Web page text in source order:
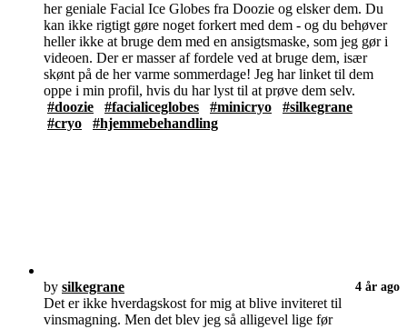
her geniale Facial Ice Globes fra Doozie og elsker dem. Du
kan ikke rigtigt gøre noget forkert med dem - og du behøver
heller ikke at bruge dem med en ansigtsmaske, som jeg gør i
videoen. Der er masser af fordele ved at bruge dem, især
skønt på de her varme sommerdage! Jeg har linket til dem
oppe i min profil, hvis du har lyst til at prøve dem selv.
#doozie
#facialiceglobes #minicryo
#silkegrane
#cryo
#hjemmebehandling
by silkegrane 4 år ago
Det er ikke hverdagskost for mig at blive inviteret til
vinsmagning. Men det blev jeg så alligevel lige før